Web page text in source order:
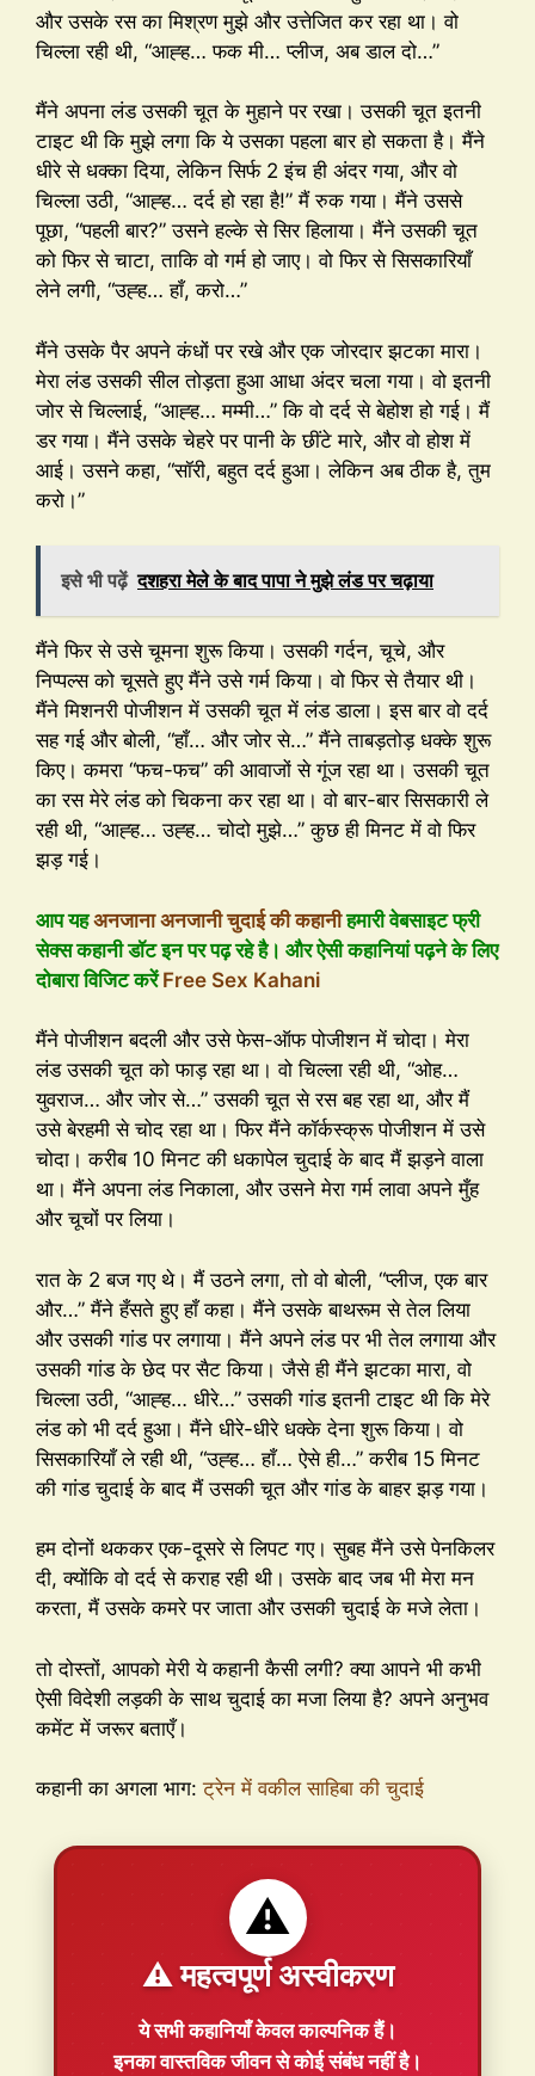
और उसके रस का मिश्रण मुझे और उत्तेजित कर रहा था। वो
चिल्ला रही थी, “आह्ह… फक मी… प्लीज, अब डाल दो…”
मैंने अपना लंड उसकी चूत के मुहाने पर रखा। उसकी चूत इतनी
टाइट थी कि मुझे लगा कि ये उसका पहला बार हो सकता है। मैंने
धीरे से धक्का दिया, लेकिन सिर्फ 2 इंच ही अंदर गया, और वो
चिल्ला उठी, “आह्ह… दर्द हो रहा है!” मैं रुक गया। मैंने उससे
पूछा, “पहली बार?” उसने हल्के से सिर हिलाया। मैंने उसकी चूत
को फिर से चाटा, ताकि वो गर्म हो जाए। वो फिर से सिसकारियाँ
लेने लगी, “उह्ह… हाँ, करो…”
मैंने उसके पैर अपने कंधों पर रखे और एक जोरदार झटका मारा।
मेरा लंड उसकी सील तोड़ता हुआ आधा अंदर चला गया। वो इतनी
जोर से चिल्लाई, “आह्ह… मम्मी…” कि वो दर्द से बेहोश हो गई। मैं
डर गया। मैंने उसके चेहरे पर पानी के छींटे मारे, और वो होश में
आई। उसने कहा, “सॉरी, बहुत दर्द हुआ। लेकिन अब ठीक है, तुम
करो।”
इसे भी पढ़ें दशहरा मेले के बाद पापा ने मुझे लंड पर चढ़ाया
मैंने फिर से उसे चूमना शुरू किया। उसकी गर्दन, चूचे, और
निप्पल्स को चूसते हुए मैंने उसे गर्म किया। वो फिर से तैयार थी।
मैंने मिशनरी पोजीशन में उसकी चूत में लंड डाला। इस बार वो दर्द
सह गई और बोली, “हाँ… और जोर से…” मैंने ताबड़तोड़ धक्के शुरू
किए। कमरा “फच-फच” की आवाजों से गूंज रहा था। उसकी चूत
का रस मेरे लंड को चिकना कर रहा था। वो बार-बार सिसकारी ले
रही थी, “आह्ह… उह्ह… चोदो मुझे…” कुछ ही मिनट में वो फिर
झड़ गई।
आप यहअनजाना अनजानी चुदाई की कहानीहमारी वेबसाइट फ्री
सेक्स कहानी डॉट इन पर पढ़ रहे है। और ऐसी कहानियां पढ़ने के लिए
दोबारा विजिट करेंFree Sex Kahani
मैंने पोजीशन बदली और उसे फेस-ऑफ पोजीशन में चोदा। मेरा
लंड उसकी चूत को फाड़ रहा था। वो चिल्ला रही थी, “ओह…
युवराज… और जोर से…” उसकी चूत से रस बह रहा था, और मैं
उसे बेरहमी से चोद रहा था। फिर मैंने कॉर्कस्क्रू पोजीशन में उसे
चोदा। करीब 10 मिनट की धकापेल चुदाई के बाद मैं झड़ने वाला
था। मैंने अपना लंड निकाला, और उसने मेरा गर्म लावा अपने मुँह
और चूचों पर लिया।
रात के 2 बज गए थे। मैं उठने लगा, तो वो बोली, “प्लीज, एक बार
और…” मैंने हँसते हुए हाँ कहा। मैंने उसके बाथरूम से तेल लिया
और उसकी गांड पर लगाया। मैंने अपने लंड पर भी तेल लगाया और
उसकी गांड के छेद पर सैट किया। जैसे ही मैंने झटका मारा, वो
चिल्ला उठी, “आह्ह… धीरे…” उसकी गांड इतनी टाइट थी कि मेरे
लंड को भी दर्द हुआ। मैंने धीरे-धीरे धक्के देना शुरू किया। वो
सिसकारियाँ ले रही थी, “उह्ह… हाँ… ऐसे ही…” करीब 15 मिनट
की गांड चुदाई के बाद मैं उसकी चूत और गांड के बाहर झड़ गया।
हम दोनों थककर एक-दूसरे से लिपट गए। सुबह मैंने उसे पेनकिलर
दी, क्योंकि वो दर्द से कराह रही थी। उसके बाद जब भी मेरा मन
करता, मैं उसके कमरे पर जाता और उसकी चुदाई के मजे लेता।
तो दोस्तों, आपको मेरी ये कहानी कैसी लगी? क्या आपने भी कभी
ऐसी विदेशी लड़की के साथ चुदाई का मजा लिया है? अपने अनुभव
कमेंट में जरूर बताएँ।
कहानी का अगला भाग:ट्रेन में वकील साहिबा की चुदाई
⚠️
⚠️ महत्वपूर्ण अस्वीकरण
ये सभी कहानियाँकेवल काल्पनिकहैं।
इनका वास्तविक जीवन से कोई संबंध नहीं है।